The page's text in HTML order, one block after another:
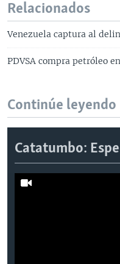
Relacionados
Venezuela captura al
PDVSA compra petróleo
Continúe leyendo
Catatumbo: